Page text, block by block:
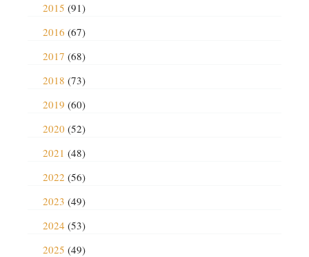
2015 (91)
2016 (67)
2017 (68)
2018 (73)
2019 (60)
2020 (52)
2021 (48)
2022 (56)
2023 (49)
2024 (53)
2025 (49)